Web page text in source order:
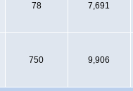
78 7,691
750 9,906